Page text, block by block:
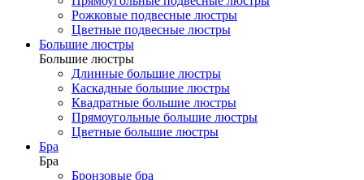
Рожковые подвесные люстры
Цветные подвесные люстры
Большие люстры
Большие люстры
Длинные большие люстры
Каскадные большие люстры
Квадратные большие люстры
Прямоугольные большие люстры
Цветные большие люстры
Бра
Бра
Бронзовые бра